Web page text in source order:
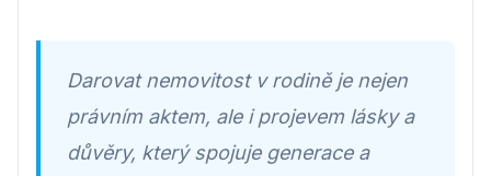
Darovat nemovitost v rodině je nejen
právním aktem, ale i projevem lásky a
důvěry, který spojuje generace a